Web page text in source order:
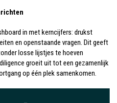
in met kerncijfers: drukst
en openstaande vragen. Dit geeft
losse lijstjes te hoeven
groeit uit tot een gezamenlijk
op één plek samenkomen.